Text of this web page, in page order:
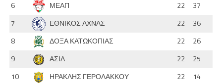
6
ΜΕΑΠ 22
37
7
ΕΘΝΙΚΟΣ ΑΧΝΑΣ 22
36
8
ΔΟΞΑ ΚΑΤΩΚΟΠΙΑΣ 22
26
9
ΑΣΙΛ 22
25
10
ΗΡΑΚΛΗΣ ΓΕΡΟΛΑΚΚΟΥ 22
14